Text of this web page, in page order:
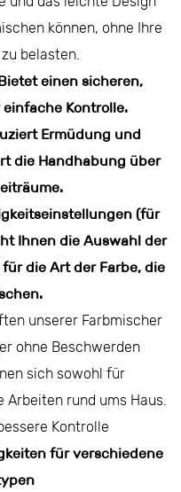
können, ohne Ihre
belasten.
einen sicheren,
Kontrolle.
Ermüdung und
die Handhabung über
(für
Ihnen die Auswahl der
die Art der Farbe, die
unserer Farbmischer
ohne Beschwerden
sich sowohl für
Arbeiten rund ums Haus.
Kontrolle
für verschiedene